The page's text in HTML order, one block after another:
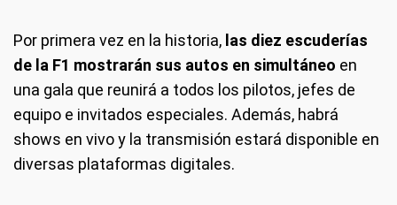
Por primera vez en la historia, las diez escuderías
de la F1 mostrarán sus autos en simultáneo en
una gala que reunirá a todos los pilotos, jefes de
equipo e invitados especiales. Además, habrá
shows en vivo y la transmisión estará disponible en
diversas plataformas digitales.